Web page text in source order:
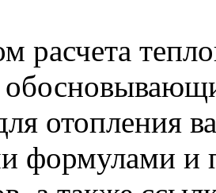
расчета
отопления
формулами и